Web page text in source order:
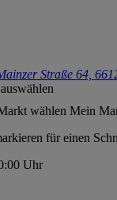
Straße 64,
wählen Mein
für einen
Uhr